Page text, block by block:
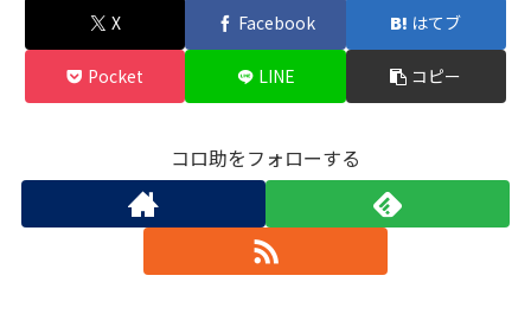
X Facebook はてブ
Pocket LINE コピー
コロ助をフォローする